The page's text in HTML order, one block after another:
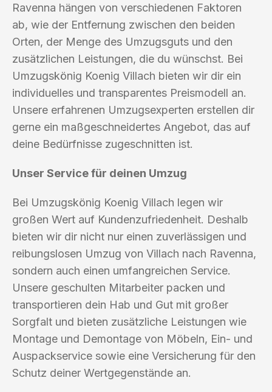
Ravenna hängen von verschiedenen Faktoren
ab, wie der Entfernung zwischen den beiden
Orten, der Menge des Umzugsguts und den
zusätzlichen Leistungen, die du wünschst. Bei
Umzugskönig Koenig Villach bieten wir dir ein
individuelles und transparentes Preismodell an.
Unsere erfahrenen Umzugsexperten erstellen dir
gerne ein maßgeschneidertes Angebot, das auf
deine Bedürfnisse zugeschnitten ist.
Unser Service für deinen Umzug
Bei Umzugskönig Koenig Villach legen wir
großen Wert auf Kundenzufriedenheit. Deshalb
bieten wir dir nicht nur einen zuverlässigen und
reibungslosen Umzug von Villach nach Ravenna,
sondern auch einen umfangreichen Service.
Unsere geschulten Mitarbeiter packen und
transportieren dein Hab und Gut mit großer
Sorgfalt und bieten zusätzliche Leistungen wie
Montage und Demontage von Möbeln, Ein- und
Auspackservice sowie eine Versicherung für den
Schutz deiner Wertgegenstände an.